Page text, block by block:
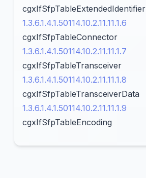
cgxIfSfpTableExtendedIdentifier
1.3.6.1.4.1.50114.10.2.11.11.1.6
cgxIfSfpTableConnector
1.3.6.1.4.1.50114.10.2.11.11.1.7
cgxIfSfpTableTransceiver
1.3.6.1.4.1.50114.10.2.11.11.1.8
cgxIfSfpTableTransceiverData
1.3.6.1.4.1.50114.10.2.11.11.1.9
cgxIfSfpTableEncoding